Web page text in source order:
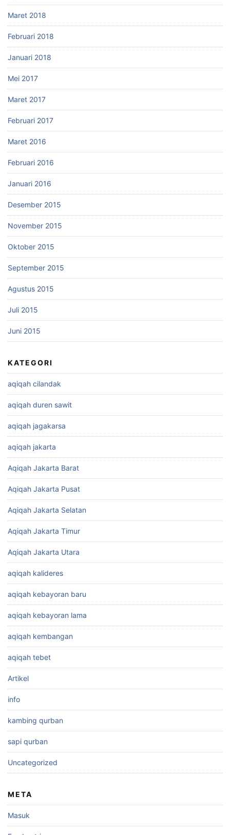
Maret 2018
Februari 2018
Januari 2018
Mei 2017
Maret 2017
Februari 2017
Maret 2016
Februari 2016
Januari 2016
Desember 2015
November 2015
Oktober 2015
September 2015
Agustus 2015
Juli 2015
Juni 2015
KATEGORI
aqiqah cilandak
aqiqah duren sawit
aqiqah jagakarsa
aqiqah jakarta
Aqiqah Jakarta Barat
Aqiqah Jakarta Pusat
Aqiqah Jakarta Selatan
Aqiqah Jakarta Timur
Aqiqah Jakarta Utara
aqiqah kalideres
aqiqah kebayoran baru
aqiqah kebayoran lama
aqiqah kembangan
aqiqah tebet
Artikel
info
kambing qurban
sapi qurban
Uncategorized
META
Masuk